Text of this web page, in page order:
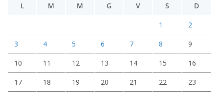
L
M M G V S D
1 2
3 4 5 6 7 8 9
10 11 12 13 14 15 16
17 18 19 20 21 22 23